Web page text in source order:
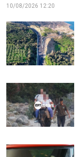
10/08/2026 12:20